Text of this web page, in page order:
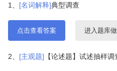
1、 [名词解释]典型调查
点击查看答案 进入题库
2、 [主观题] 【论述题】试述抽样调